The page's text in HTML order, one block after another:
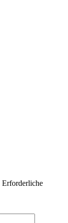
Erforderliche